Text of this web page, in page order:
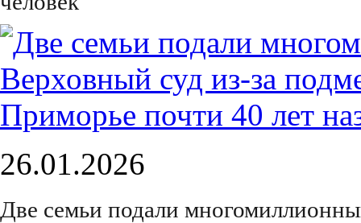
26.01.2026
Две семьи подали